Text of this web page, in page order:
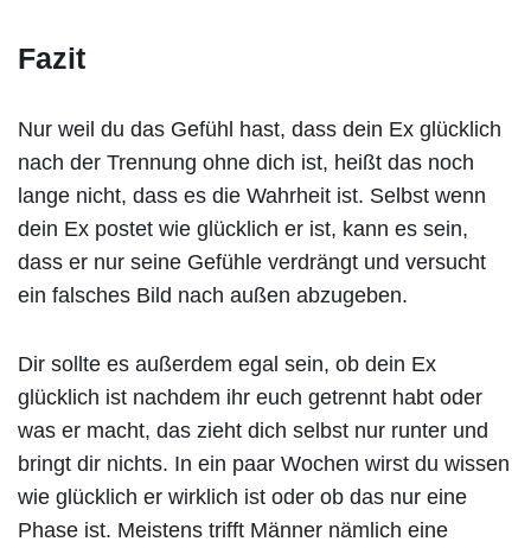
Fazit
Nur weil du das Gefühl hast, dass dein Ex glücklich
nach der Trennung ohne dich ist, heißt das noch
lange nicht, dass es die Wahrheit ist. Selbst wenn
dein Ex postet wie glücklich er ist, kann es sein,
dass er nur seine Gefühle verdrängt und versucht
ein falsches Bild nach außen abzugeben.
Dir sollte es außerdem egal sein, ob dein Ex
glücklich ist nachdem ihr euch getrennt habt oder
was er macht, das zieht dich selbst nur runter und
bringt dir nichts. In ein paar Wochen wirst du wissen
wie glücklich er wirklich ist oder ob das nur eine
Phase ist. Meistens trifft Männer nämlich eine